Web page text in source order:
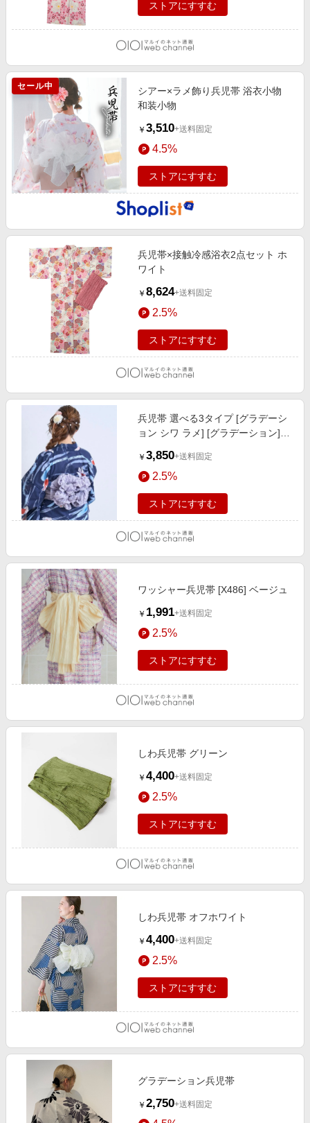
ストアにすすむ
セール中
シアー×ラメ飾り兵児帯 浴衣小物
和装小物
￥ 3,510+送料固定
4.5%
ストアにすすむ
兵児帯×接触冷感浴衣2点セット ホ
ワイト
￥ 8,624+送料固定
2.5%
ストアにすすむ
兵児帯 選べる3タイプ [グラデーシ
ョン シワ ラメ] [グラデーション]グ
￥ 3,850+送料固定
2.5%
ストアにすすむ
ワッシャー兵児帯 [X486] ベージュ
￥ 1,991+送料固定
2.5%
ストアにすすむ
しわ兵児帯 グリーン
￥ 4,400+送料固定
2.5%
ストアにすすむ
しわ兵児帯 オフホワイト
￥ 4,400+送料固定
2.5%
ストアにすすむ
グラデーション兵児帯
￥ 2,750+送料固定